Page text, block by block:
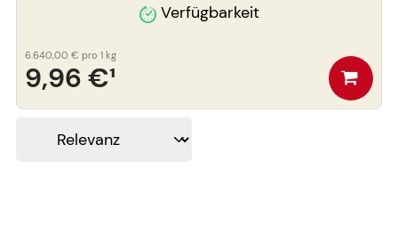
Verfügbarkeit
9,96 €¹
6.640,00 € pro 1 kg